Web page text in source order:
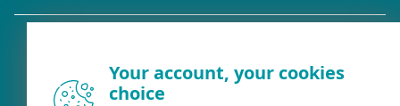
Your account, your cookies
choice